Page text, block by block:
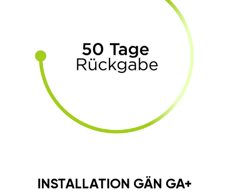
INSTALLATION GÄN GA+